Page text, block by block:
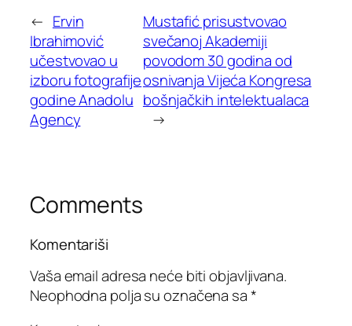
← Ervin
Ibrahimović
učestvovao u
izboru fotografije
godine Anadolu
Agency
Mustafić prisustvovao
svečanoj Akademiji
povodom 30 godina od
osnivanja Vijeća Kongresa
bošnjačkih intelektualaca
→
Comments
Komentariši
Vaša email adresa neće biti objavljivana.
Neophodna polja su označena sa*